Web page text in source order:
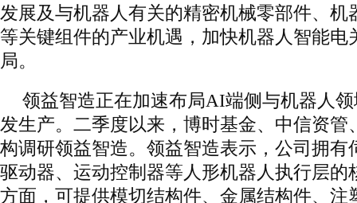
发展及与机器人有关的精密机械零部件、机
等关键组件的产业机遇，加快机器人智能电
局。
领益智造正在加速布局AI端侧与机器人
发生产。二季度以来，博时基金、中信资管
构调研领益智造。领益智造表示，公司拥有
驱动器、运动控制器等人形机器人执行层的
方面，可提供模切结构件、金属结构件、注